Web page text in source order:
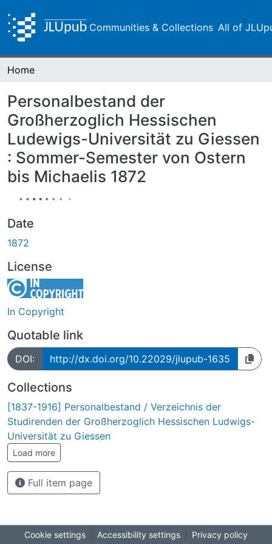
Communities & Collections All of
Home
Personalbestand der
Großherzoglich Hessischen
Ludewigs-Universität zu Giessen
: Sommer-Semester von Ostern
bis Michaelis 1872
Date
1872
License
In Copyright
Quotable link
DOI: http://dx.doi.org/10.22029/jlupub-1635
Collections
[1837-1916] Personalbestand / Verzeichnis der
Studirenden der Großherzoglich Hessischen Ludwigs-
Universität zu Giessen
Load more
Full item page
Cookie settings Accessibility settings Privacy policy